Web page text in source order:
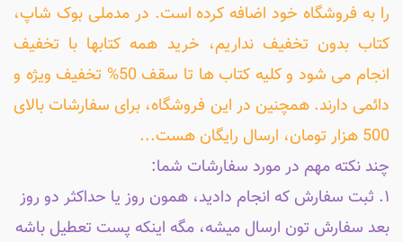
را به فروشگاه خود اضافه کرده است. در مدملی بوک شاپ،
کتاب بدون تخفیف نداریم، خرید همه کتابها با تخفیف
انجام می شود و کلیه کتاب ها تا سقف 50% تخفیف ویژه و
دائمی دارند. همچنین در این فروشگاه، برای سفارشات بالای
500 هزار تومان، ارسال رایگان هست...
چند نکته مهم در مورد سفارشات شما:
۱. ثبت سفارش که انجام دادید، همون روز یا حداکثر دو روز
بعد سفارش تون ارسال میشه، مگه اینکه پست تعطیل باشه